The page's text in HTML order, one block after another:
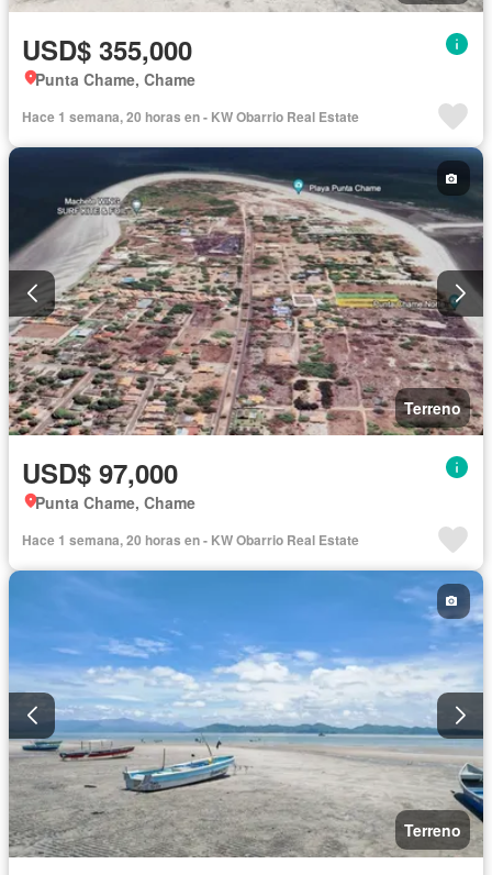
USD$ 355,000
Punta Chame, Chame
Hace 1 semana, 20 horas en - KW Obarrio Real Estate
Terreno
USD$ 97,000
Punta Chame, Chame
Hace 1 semana, 20 horas en - KW Obarrio Real Estate
Terreno